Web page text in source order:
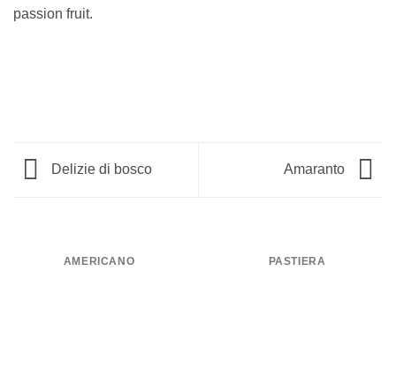
passion fruit.
Delizie di bosco Amaranto
AMERICANO PASTIERA